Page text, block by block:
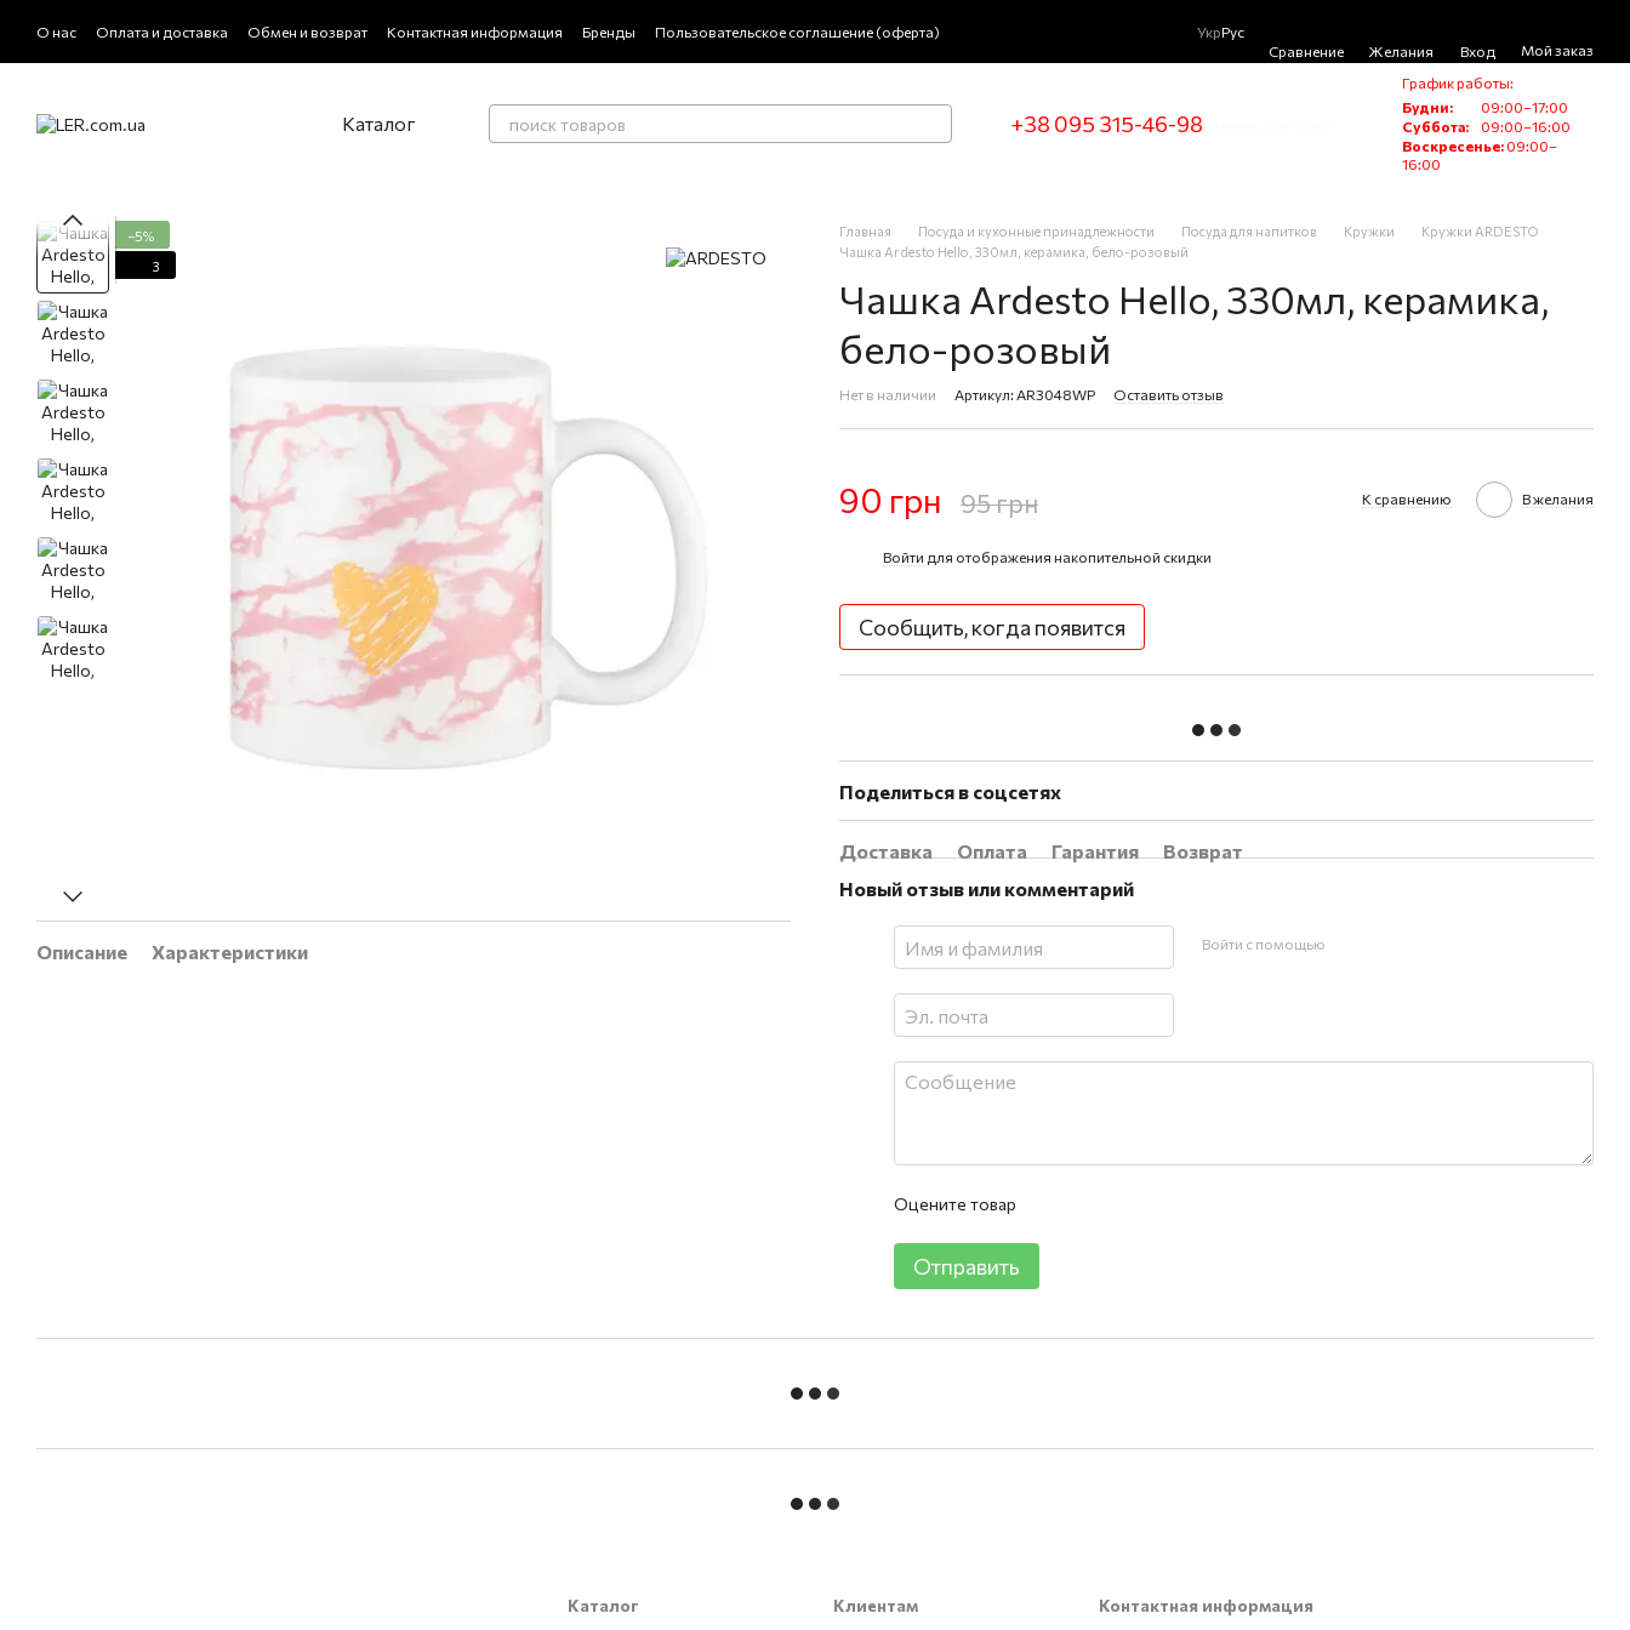
О нас Оплата и доставка Обмен и возврат Контактная информация Бренды
Пользовательское соглашение (оферта)
УкрРус
Сравнение
Желания Вход Мой заказ
Каталог +38 095 315-46-98
График работы:
Будни:
09:00–17:00
Суббота:
09:00–16:00
Воскресенье: 09:00–
16:00
−5%
3
Описание Характеристики
Главная Посуда и кухонные принадлежности Посуда для напитков Кружки
Кружки ARDESTO
Чашка Ardesto Hello, 330мл, керамика, бело-розовый
Чашка Ardesto Hello, 330мл, керамика,
бело-розовый
Нет в наличии Артикул: AR3048WP Оставить отзыв
90 грн 95 грн К сравнению В желания
Войти для отображения накопительной скидки
Сообщить, когда появится
Поделиться в соцсетях
Доставка Оплата Гарантия
Возврат
Новый отзыв или комментарий
Войти с помощью
Оцените товар
Отправить
Каталог Клиентам Контактная информация